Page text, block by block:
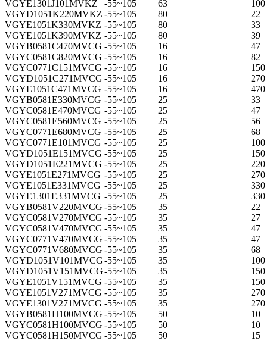
VGYE1301J101MVKZ
-55~105 63
100
VGYD1051K220MVKZ -55~105 80
22
VGYE1051K330MVKZ -55~105 80
33
VGYE1051K390MVKZ -55~105 80
39
VGYB0581C470MVCG -55~105 16
47
VGYC0581C820MVCG -55~105 16
82
VGYC0771C151MVCG -55~105 16
150
VGYD1051C271MVCG -55~105 16
270
VGYE1051C471MVCG -55~105 16
470
VGYB0581E330MVCG -55~105 25
33
VGYC0581E470MVCG -55~105 25
47
VGYC0581E560MVCG -55~105 25
56
VGYC0771E680MVCG -55~105 25
68
VGYC0771E101MVCG -55~105 25
100
VGYD1051E151MVCG -55~105 25
150
VGYD1051E221MVCG -55~105 25
220
VGYE1051E271MVCG -55~105 25
270
VGYE1051E331MVCG -55~105 25
330
VGYE1301E331MVCG -55~105 25
330
VGYB0581V220MVCG -55~105 35
22
VGYC0581V270MVCG -55~105 35
27
VGYC0581V470MVCG -55~105 35
47
VGYC0771V470MVCG -55~105 35
47
VGYC0771V680MVCG -55~105 35
68
VGYD1051V101MVCG-55~105 35
100
VGYD1051V151MVCG-55~105 35
150
VGYE1051V151MVCG -55~105 35
150
VGYE1051V271MVCG -55~105 35
270
VGYE1301V271MVCG -55~105 35
270
VGYB0581H100MVCG -55~105 50
10
VGYC0581H100MVCG -55~105 50
10
VGYC0581H150MVCG -55~105 50
15